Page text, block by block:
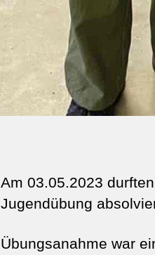
Am 03.05.2023
Jugendübung
Übungsanahme war